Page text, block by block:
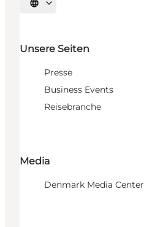
Sprache auswählen
Unsere Seiten
Presse
Business Events
Reisebranche
Media
Denmark Media Center